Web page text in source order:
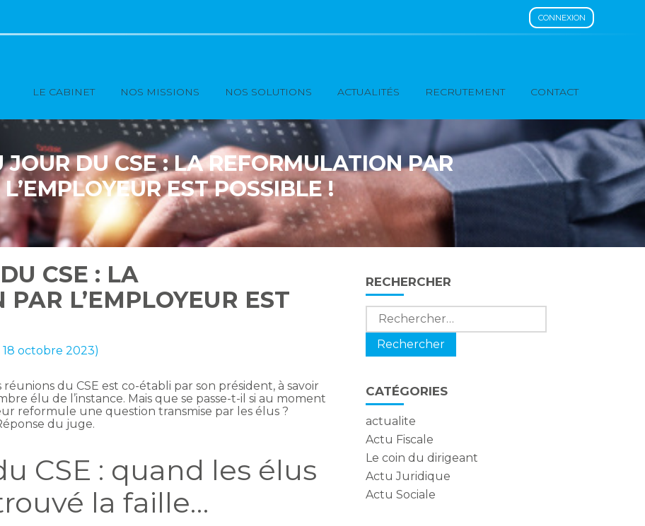
CONNEXION
Principal
LE CABINET NOS MISSIONS NOS SOLUTIONS ACTUALITÉS RECRUTEMENT CONTACT
JOUR DU CSE : LA REFORMULATION PAR
L’EMPLOYEUR EST POSSIBLE !
CSE : LA
L’EMPLOYEUR EST
18 octobre 2023)
du CSE est co-établi par son président, à savoir
élu de l’instance. Mais que se passe-t-il si au moment
reformule une question transmise par les élus ?
du juge.
CSE : quand les élus
la faille…
Blog
sidebar
RECHERCHER
Rechercher :
CATÉGORIES
actualite
Actu Fiscale
Le coin du dirigeant
Actu Juridique
Actu Sociale